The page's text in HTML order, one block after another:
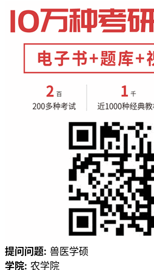
提问问题: 兽医学硕
学院: 农学院